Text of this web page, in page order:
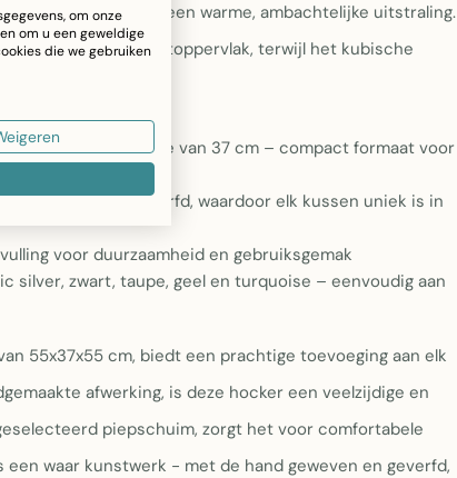
biedt de poef een warme, ambachtelijke uitstraling.
comfortabel zitoppervlak, terwijl het kubische
met een hoogte van 37 cm – compact formaat voor
geweven en geverfd, waardoor elk kussen uniek is in
voor duurzaamheid en gebruiksgemak
silver, zwart, taupe, geel en turquoise – eenvoudig aan
55x37x55 cm, biedt een prachtige toevoeging aan elk
afwerking, is deze hocker een veelzijdige en
piepschuim, zorgt het voor comfortabele
waar kunstwerk - met de hand geweven en geverfd,
om onze
om u een geweldige
die we gebruiken